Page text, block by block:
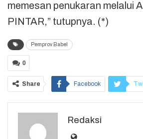
memesan penukaran melalui
PINTAR,” tutupnya. (*)
Pemprov Babel
0
Share Facebook
Redaksi